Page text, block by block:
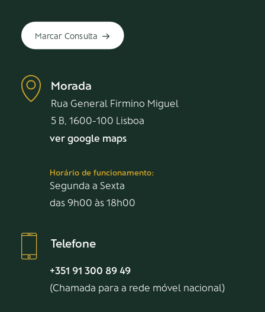
Marcar Consulta
Morada
Rua General Firmino Miguel
5 B, 1600-100 Lisboa
ver google maps
Horário de funcionamento:
Segunda a Sexta
das 9h00 às 18h00
Telefone
+351 91 300 89 49
(Chamada para a rede móvel nacional)